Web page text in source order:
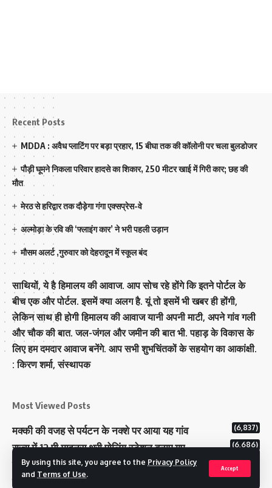
By using this site, you agree to the Privacy Policy
and Terms of Use.
Accept
Recent Posts
MDDA : अवैध प्लाटिंग पर बड़ा प्रहार, 15 बीघा तक की कॉलोनी पर चला बुलडोजर
पौड़ी घूमने निकला परिवार हादसे का शिकार, 250 मीटर खाई में गिरी कार; छह की
मौत
मेरठ से हरिद्वार तक दौड़ेगा गंगा एक्सप्रेस-वे
अल्मोड़ा के रवि की ‘फ्लाइंग कार’ ने भरी पहली उड़ान
मौसम अलर्ट ,गुरुवार को देहरादून में स्कूल बंद
साथियों, ये है हिमालय की आवाज. आप सोच रहे होंगे कि इतने पोर्टल के
बीच एक और पोर्टल. इसमें क्या अलग है. यूं तो इसमें भी खबर ही होंगी,
लेकिन साथ ही होगी हिमालय की आवाज यानी अपनी माटी, अपने गांव गली
और चौक की बात. जल-जंगल और जमीन की बात भी. पहाड़ के विकास के
लिए हम दमदार आवाज बनेंगे. आप सभी शुभचिंतकों के सहयोग का आकांक्षी.
: किरण शर्मा, संस्‍थापक
Most Viewed Posts
मक्‍की की वजह से पर्यटन के नक्‍शे पर आया यह गांव (6,837)
राज्य में 12 पी माइनस थ्री पोलिंग स्टेशन बनाए गए (6,686)
टिहरी राजपरिवार के पास 200 करोड से अधिक की संपत्ति (5,174)
कम मतदान प्रतिशत वाले बूथों पर जनजागरूकता में जुटा चुनाव आयोग